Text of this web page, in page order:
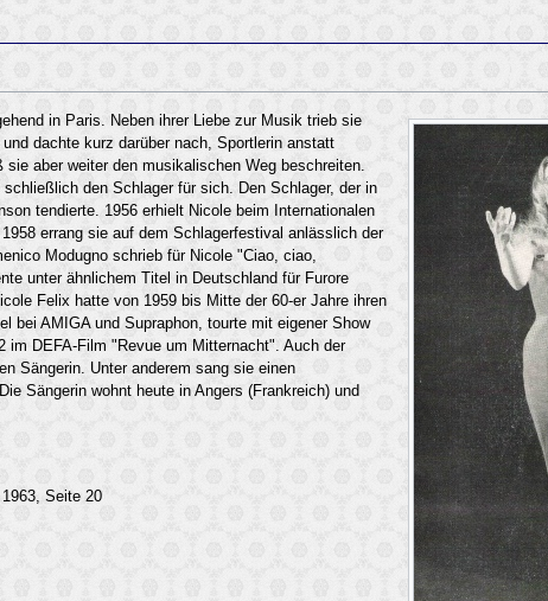
in Paris. Neben ihrer Liebe zur Musik trieb sie
dachte kurz darüber nach, Sportlerin anstatt
aber weiter den musikalischen Weg beschreiten.
den Schlager für sich. Den Schlager, der in
tendierte. 1956 erhielt Nicole beim Internationalen
errang sie auf dem Schlagerfestival anlässlich der
Modugno schrieb für Nicole "Ciao, ciao,
unter ähnlichem Titel in Deutschland für Furore
Felix hatte von 1959 bis Mitte der 60-er Jahre ihren
bei AMIGA und Supraphon, tourte mit eigener Show
im DEFA-Film "Revue um Mitternacht". Auch der
Sängerin. Unter anderem sang sie einen
Sängerin wohnt heute in Angers (Frankreich) und
Seite 20